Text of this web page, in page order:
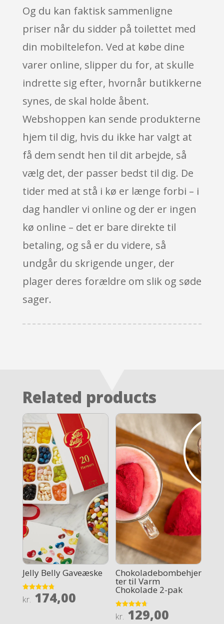
Og du kan faktisk sammenligne
priser når du sidder på toilettet med
din mobiltelefon. Ved at købe dine
varer online, slipper du for, at skulle
indrette sig efter, hvornår butikkerne
synes, de skal holde åbent.
Webshoppen kan sende produkterne
hjem til dig, hvis du ikke har valgt at
få dem sendt hen til dit arbejde, så
vælg det, der passer bedst til dig. De
tider med at stå i kø er længe forbi – i
dag handler vi online og der er ingen
kø online – det er bare direkte til
betaling, og så er du videre, så
undgår du skrigende unger, der
plager deres forældre om slik og søde
sager.
Related products
Jelly Belly Gaveæske
Rated
4.8
kr. 174,00
Chokoladebombehjer
ter til Varm
Chokolade 2-pak
Rated
4.7
kr. 129,00